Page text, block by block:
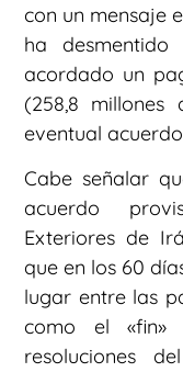
con un mensaje
ha
acordado un
(258,8
eventual
Cabe señalar
acuerdo
Exteriores de
que en los 60
lugar entre las
como el «fin»
resoluciones